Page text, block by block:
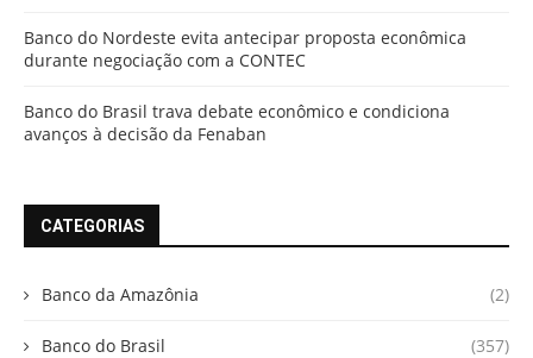
Banco do Nordeste evita antecipar proposta econômica
durante negociação com a CONTEC
Banco do Brasil trava debate econômico e condiciona
avanços à decisão da Fenaban
CATEGORIAS
Banco da Amazônia (2)
Banco do Brasil (357)